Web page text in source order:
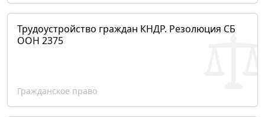
Трудоустройство граждан КНДР. Резолюция СБ
ООН 2375
Гражданское право